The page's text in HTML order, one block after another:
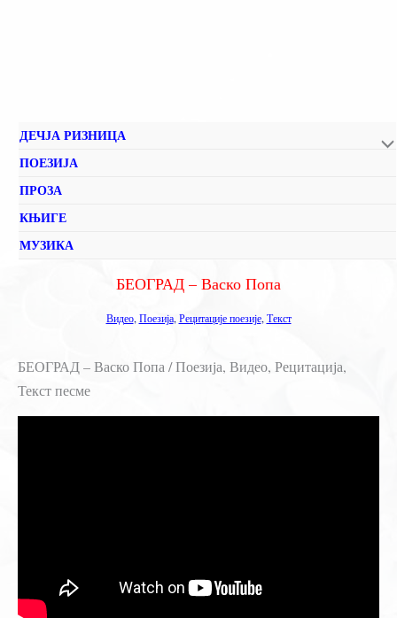
ДЕЧЈА РИЗНИЦА
ПОЕЗИЈА
ПРОЗА
КЊИГЕ
МУЗИКА
БЕОГРАД – Васко Попа
Видео, Поезија, Рецитације поезије, Текст
БЕОГРАД – Васко Попа / Поезија, Видео, Рецитација,
Текст песме